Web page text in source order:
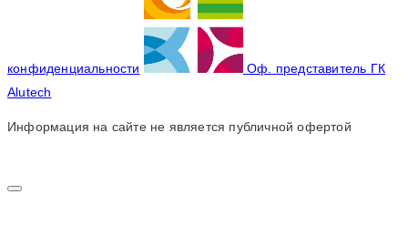
конфиденциальности
Оф. представитель ГК
Alutech
Информация на сайте не является публичной офертой